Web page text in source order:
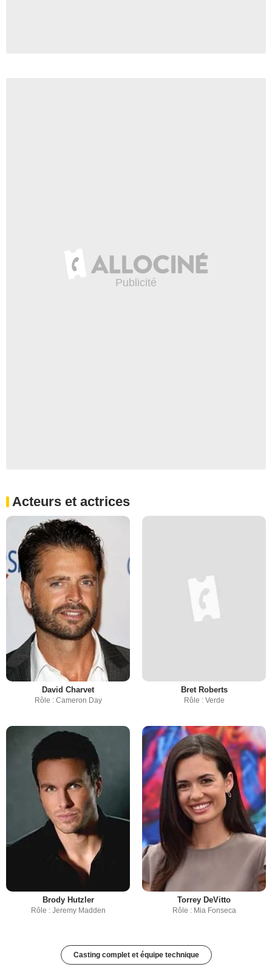
Acteurs et actrices
David Charvet
Rôle : Cameron Day
Bret Roberts
Rôle : Verde
Brody Hutzler
Rôle : Jeremy Madden
Torrey DeVitto
Rôle : Mia Fonseca
Casting complet et équipe technique